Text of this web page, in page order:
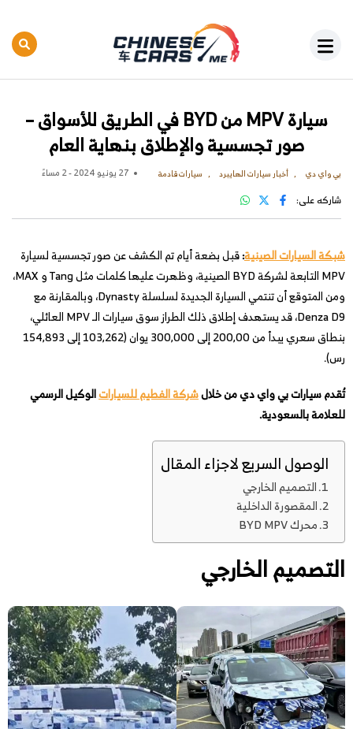
سيارة MPV من BYD في الطريق للأسواق –
صور تجسسية والإطلاق بنهاية العام
بي واي دي أخبار سيارات الهايبرد سيارات قادمة 27 يونيو 2024 - 2 مساءً
شاركه على:
شبكة السيارات الصينية:قبل بضعة أيام تم الكشف عن صور تجسسية لسيارة
MPV التابعة لشركة BYD الصينية، وظهرت عليها كلمات مثل Tang و MAX،
ومن المتوقع أن تنتمي السيارة الجديدة لسلسلة Dynasty، وبالمقارنة مع
Denza D9، قد يستهدف إطلاق ذلك الطراز سوق سيارات الـ MPV العائلي،
بنطاق سعري يبدأ من 200,00 إلى 300,000 يوان (103,262 إلى 154,893
رس).
تُقدم سيارات بي واي ديمن خلالشركة الفطيم للسياراتالوكيل الرسمي
للعلامة بالسعودية.
الوصول السريع لاجزاء المقال
التصميم الخارجي
المقصورة الداخلية
محرك BYD MPV
التصميم الخارجي